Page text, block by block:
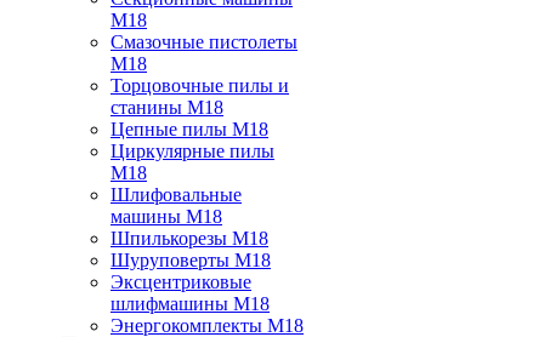
M18
Смазочные пистолеты
M18
Торцовочные пилы и
станины M18
Цепные пилы M18
Циркулярные пилы
M18
Шлифовальные
машины M18
Шпилькорезы M18
Шуруповерты M18
Эксцентриковые
шлифмашины M18
Энергокомплекты M18